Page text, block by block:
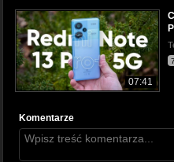
07:41
Komentarze